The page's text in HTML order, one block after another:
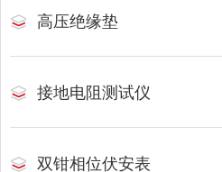
高压绝缘垫
接地电阻测试仪
双钳相位伏安表